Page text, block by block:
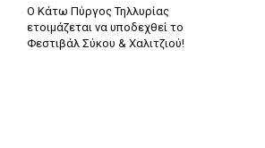
Ο Κάτω Πύργος Τηλλυρίας
ετοιμάζεται να υποδεχθεί το
Φεστιβάλ Σύκου & Χαλιτζιού!